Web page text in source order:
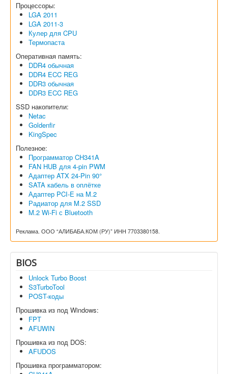
Процессоры:
LGA 2011
LGA 2011-3
Кулер для CPU
Термопаста
Оперативная память:
DDR4 обычная
DDR4 ECC REG
DDR3 обычная
DDR3 ECC REG
SSD накопители:
Netac
Goldenfir
KingSpec
Полезное:
Программатор CH341A
FAN HUB для 4-pin PWM
Адаптер ATX 24-Pin 90°
SATA кабель в оплётке
Адаптер PCI-E на M.2
Радиатор для M.2 SSD
M.2 Wi-Fi с Bluetooth
Реклама. ООО “АЛИБАБА.КОМ (РУ)” ИНН 7703380158.
BIOS
Unlock Turbo Boost
S3TurboTool
POST-коды
Прошивка из под Windows:
FPT
AFUWIN
Прошивка из под DOS:
AFUDOS
Прошивка программатором: